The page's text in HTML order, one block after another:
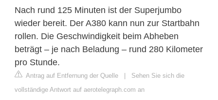
Nach rund 125 Minuten ist der Superjumbo
wieder bereit. Der A380 kann nun zur Startbahn
rollen. Die Geschwindigkeit beim Abheben
beträgt – je nach Beladung – rund 280 Kilometer
pro Stunde.
Antrag auf Entfernung der Quelle | Sehen Sie sich die
vollständige Antwort auf aerotelegraph.com an